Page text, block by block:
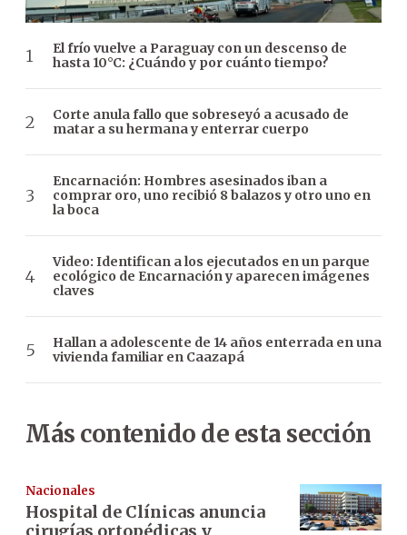
El frío vuelve a Paraguay con un descenso de
hasta 10°C: ¿Cuándo y por cuánto tiempo?
Corte anula fallo que sobreseyó a acusado de
matar a su hermana y enterrar cuerpo
Encarnación: Hombres asesinados iban a
comprar oro, uno recibió 8 balazos y otro uno en
la boca
Video: Identifican a los ejecutados en un parque
ecológico de Encarnación y aparecen imágenes
claves
Hallan a adolescente de 14 años enterrada en una
vivienda familiar en Caazapá
Más contenido de esta sección
Nacionales
Hospital de Clínicas anuncia